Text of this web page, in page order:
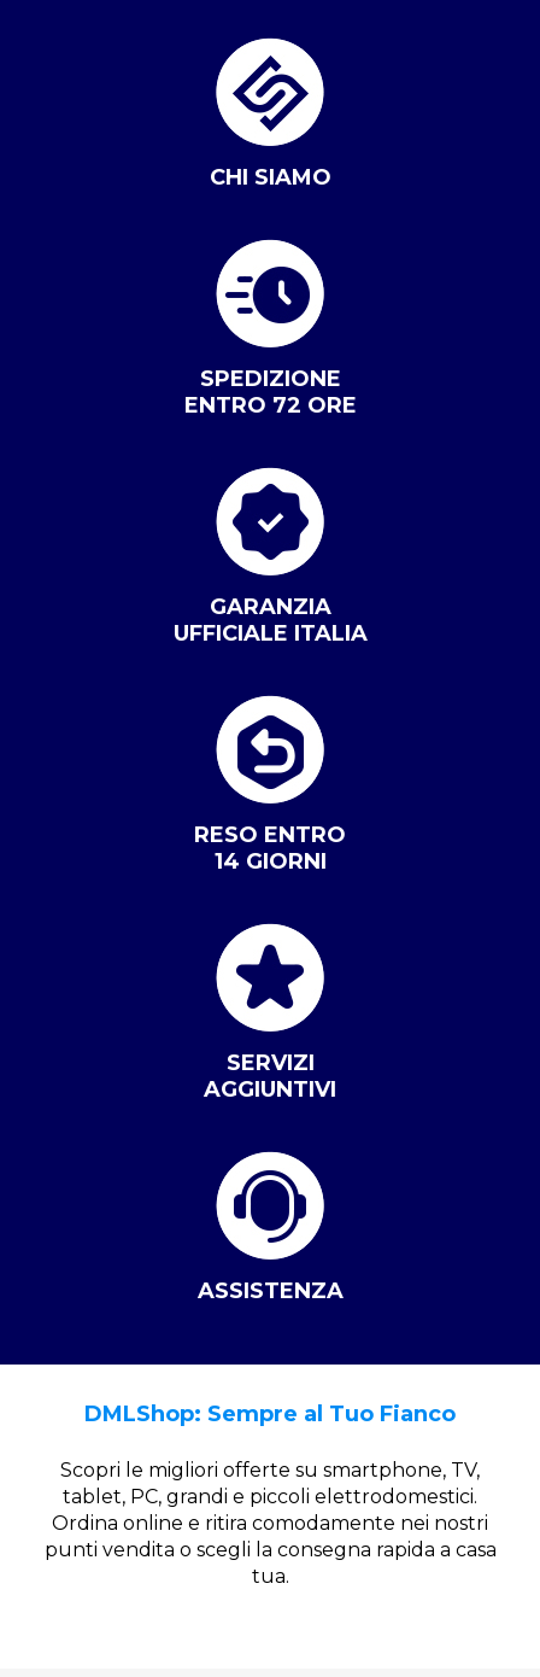
CHI SIAMO
SPEDIZIONE
ENTRO 72 ORE
GARANZIA
UFFICIALE ITALIA
RESO ENTRO
14 GIORNI
SERVIZI
AGGIUNTIVI
ASSISTENZA
DMLShop: Sempre al Tuo Fianco
Scopri le migliori offerte su smartphone, TV,
tablet, PC, grandi e piccoli elettrodomestici.
Ordina online e ritira comodamente nei nostri
punti vendita o scegli la consegna rapida a casa
tua.